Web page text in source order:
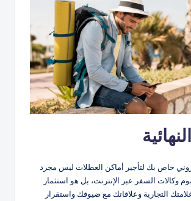
خاص بك لتأجير أماكن العطلات ليس مجرد
وكالات السفر عبر الإنترنت، بل هو استثمار
التجارية وعلاقاتك مع ضيوفك واستقرار